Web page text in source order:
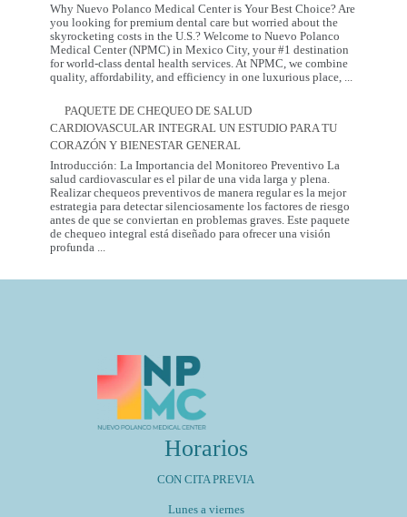
Party?
Descubre
la
tendencia
más
saludable
Why Nuevo Polanco Medical Center is Your Best Choice? Are
you looking for premium dental care but worried about the
skyrocketing costs in the U.S.? Welcome to Nuevo Polanco
Medical Center (NPMC) in Mexico City, your #1 destination
for world-class dental health services. At NPMC, we combine
quality, affordability, and efficiency in one luxurious place,
PAQUETE DE CHEQUEO DE SALUD
CARDIOVASCULAR INTEGRAL UN ESTUDIO PARA TU
CORAZÓN Y BIENESTAR GENERAL
Introducción: La Importancia del Monitoreo Preventivo La
salud cardiovascular es el pilar de una vida larga y plena.
Realizar chequeos preventivos de manera regular es la mejor
estrategia para detectar silenciosamente los factores de riesgo
antes de que se conviertan en problemas graves. Este paquete
de chequeo integral está diseñado para ofrecer una visión
profunda ...
Estudio
tu
Corazón
Bienestar
Horarios
CON CITA PREVIA
Lunes a viernes